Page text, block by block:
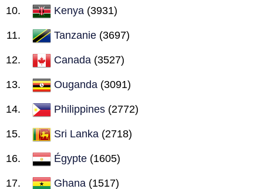
Kenya (3931)
Tanzanie (3697)
Canada (3527)
Ouganda (3091)
Philippines (2772)
Sri Lanka (2718)
Égypte (1605)
Ghana (1517)